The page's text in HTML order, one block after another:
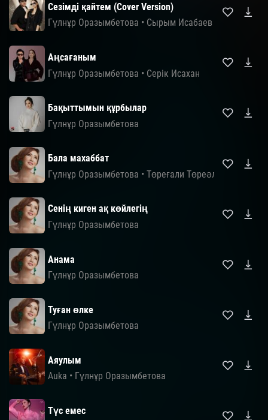
Сезімді қайтем (Cover Version)
Гүлнұр Оразымбетова • Сырым Исабаев
Аңсағаным
Гүлнұр Оразымбетова • Серік Исахан
Бақыттымын құрбылар
Гүлнұр Оразымбетова
Бала махаббат
Гүлнұр Оразымбетова • Төреғали Төреәлі
Сенің киген ақ көйлегің
Гүлнұр Оразымбетова
Анама
Гүлнұр Оразымбетова
Туған өлке
Гүлнұр Оразымбетова
Аяулым
Auka • Гүлнұр Оразымбетова
Түс емес